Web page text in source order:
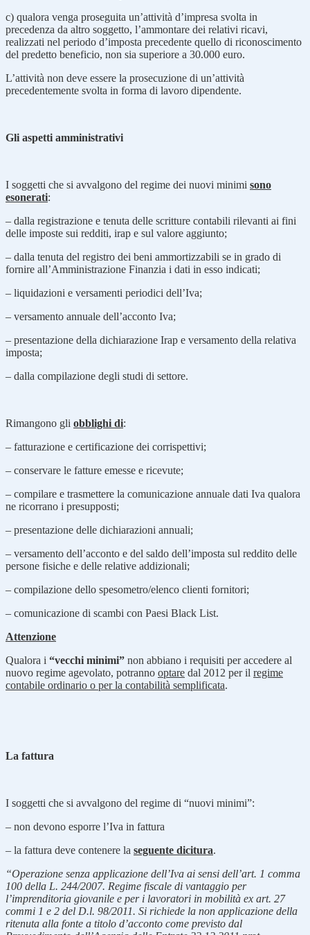
c) qualora venga proseguita un’attività d’impresa svolta in
precedenza da altro soggetto, l’ammontare dei relativi ricavi,
realizzati nel periodo d’imposta precedente quello di riconoscimento
del predetto beneficio, non sia superiore a 30.000 euro.
L’attività non deve essere la prosecuzione di un’attività
precedentemente svolta in forma di lavoro dipendente.
Gli aspetti amministrativi
I soggetti che si avvalgono del regime dei nuovi minimi sono
esonerati:
– dalla registrazione e tenuta delle scritture contabili rilevanti ai fini
delle imposte sui redditi, irap e sul valore aggiunto;
– dalla tenuta del registro dei beni ammortizzabili se in grado di
fornire all’Amministrazione Finanzia i dati in esso indicati;
– liquidazioni e versamenti periodici dell’Iva;
– versamento annuale dell’acconto Iva;
– presentazione della dichiarazione Irap e versamento della relativa
imposta;
– dalla compilazione degli studi di settore.
Rimangono gli obblighi di:
– fatturazione e certificazione dei corrispettivi;
– conservare le fatture emesse e ricevute;
– compilare e trasmettere la comunicazione annuale dati Iva qualora
ne ricorrano i presupposti;
– presentazione delle dichiarazioni annuali;
– versamento dell’acconto e del saldo dell’imposta sul reddito delle
persone fisiche e delle relative addizionali;
– compilazione dello spesometro/elenco clienti fornitori;
– comunicazione di scambi con Paesi Black List.
Attenzione
Qualora i “vecchi minimi” non abbiano i requisiti per accedere al
nuovo regime agevolato, potranno optare dal 2012 per il regime
contabile ordinario o per la contabilità semplificata.
La fattura
I soggetti che si avvalgono del regime di “nuovi minimi”:
– non devono esporre l’Iva in fattura
– la fattura deve contenere la seguente dicitura.
“Operazione senza applicazione dell’Iva ai sensi dell’art. 1 comma
100 della L. 244/2007. Regime fiscale di vantaggio per
l’imprenditoria giovanile e per i lavoratori in mobilità ex art. 27
commi 1 e 2 del D.l. 98/2011. Si richiede la non applicazione della
ritenuta alla fonte a titolo d’acconto come previsto dal